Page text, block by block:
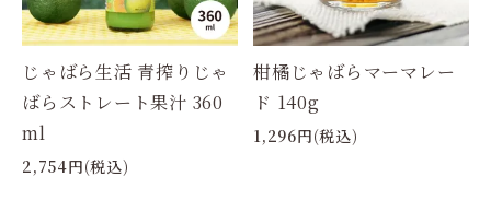
じゃばら生活 青搾りじゃ
ばらストレート果汁 360
ml
2,754円(税込)
柑橘じゃばらマーマレー
ド 140g
1,296円(税込)